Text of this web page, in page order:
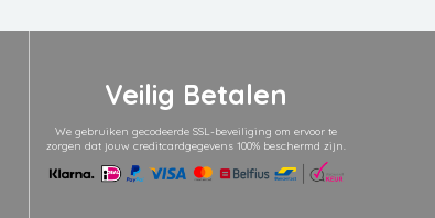
Veilig Betalen
We gebruiken gecodeerde SSL-beveiliging om ervoor te
zorgen dat jouw creditcardgegevens 100% beschermd zijn.